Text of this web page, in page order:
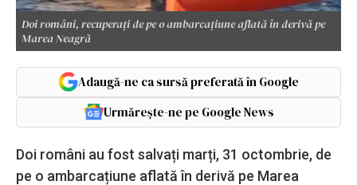
Doi români, recuperați de pe o ambarcațiune aflată în derivă pe
Marea Neagră
Adaugă-ne ca sursă preferată în Google
Urmărește-ne pe Google News
Doi români au fost salvați marți, 31 octombrie, de
pe o ambarcațiune aflată în derivă pe Marea